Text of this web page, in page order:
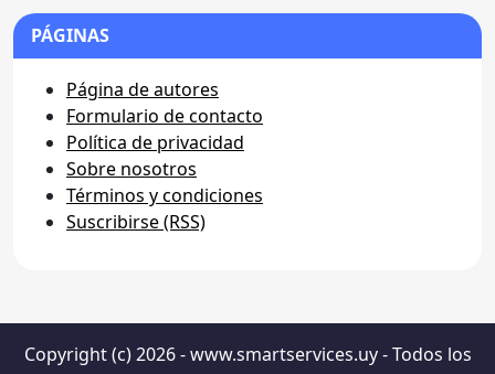
PÁGINAS
Página de autores
Formulario de contacto
Política de privacidad
Sobre nosotros
Términos y condiciones
Suscribirse (RSS)
Copyright (c) 2026 - www.smartservices.uy - Todos los